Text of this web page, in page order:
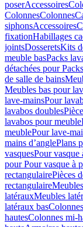
poserAccessoires
ColonnesColonnes
siphonsAccessoires
fixationHabillages
jointsDosseretsKits
meuble basPacks
détachées pour
de salle de bains
Meubles bas pour
lave-mainsPour
lavabos doubles
lavabos pour meuble
meublePour lave-
mains d’anglePlans
vasquesPour vasque
pour Pour vasque à
rectangulairePièces
rectangulaire
latérauxMeubles
latéraux bas
hautesColonnes mi-